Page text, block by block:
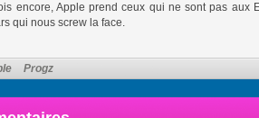
encore, Apple prend ceux qui ne sont pas
qui nous screw la face.
Progz